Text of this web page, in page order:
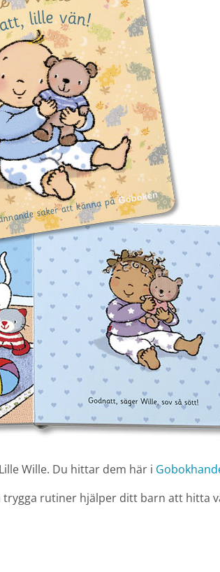
Wille. Du hittar dem här i
trygga rutiner hjälper ditt barn att hitta